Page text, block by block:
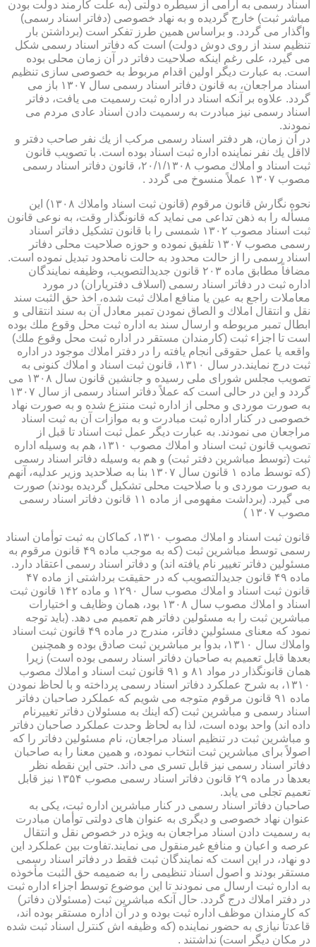
اسناد رسمی به آرامی از سیطره دولتی (به علت كارمند دولت بودن
مباشر ثبت) خارج گردیده و به نهاد خصوصی (دفاتر اسناد رسمی)
واگذار می گردد. و براساس همین طرز تفكر است (برداشتن بار
تنظیم سند از روی دوش دولت) است كه دفاتر اسناد رسمی شكل
می گیرد، علی رغم اینكه صلاحیت دفاتر در آن زمان محلی بوده
است. به عبارت دیگر اولین اقدام مربوط به خصوصی سازی تنظیم
اسناد مراجعان، به قانون دفاتر اسناد رسمی سال ۱۳۰۷ باز می
گردد. علاوه بر آنكه اسناد در اداره ثبت رسمیت می یافت، دفاتر
اسناد رسمی نیز مبادرت به رسمیت دادن اسناد عادی مردم می
نمودند.
در آن زمان، هر دفتر اسناد رسمی مركب از یك نفر صاحب دفتر و
لااقل یك نفر نماینده اداره ثبت اسناد بوده است. با تصویب قانون
ثبت اسناد و املاك مصوب ۲۰/۱/۱۳۰۸، قانون دفاتر اسناد رسمی
مصوب ۱۳۰۷ عملاً منسوخ می گردد .
نحوه نگارش قانون مرقوم (قانون ثبت اسناد واملاك ۱۳۰۸) این
مسأله را به ذهن تداعی می نماید كه قانونگذار وقت، به نوعی قانون
ثبت اسناد مصوب ۱۳۰۲ شمسی را با قانون تشكیل دفاتر اسناد
رسمی مصوب ۱۳۰۷ تلفیق نموده و حوزه صلاحیت محلی دفاتر
اسناد رسمی را از حالت محدود به حالت نامحدود تبدیل نموده است.
مضافاً مطابق ماده ۲۰۳ قانون جدیدالتصویب، وظیفه نمایندگان
اداره ثبت در دفاتر اسناد رسمی (اسلاف دفتریاران) در مورد
معاملات راجع به عین یا منافع املاك ثبت شده، اخذ حق الثبت سند
نقل و انتقال املاك و الصاق نمودن تمبر معادل آن به سند انتقالی و
ابطال تمبر مربوطه و ارسال سند به اداره ثبت محل وقوع ملك بوده
است تا اجزاء ثبت (كارمندان مستقر در اداره ثبت محل وقوع ملك)
واقعه یا عمل حقوقی انجام یافته را در دفتر املاك موجود در اداره
ثبت درج نمایند.در سال ۱۳۱۰، قانون ثبت اسناد و املاك كنونی به
تصویب مجلس شورای ملی رسیده و جانشین قانون سال ۱۳۰۸ می
گردد و این در حالی است كه عملاً دفاتر اسناد رسمی از سال ۱۳۰۷
به صورت موردی و محلی از اداره ثبت منتزع شده و به صورت نهاد
خصوصی در كنار اداره ثبت مبادرت و به موازات آن به ثبت اسناد
مراجعان می نمودند. به عبارت دیگر عمل ثبت اسناد تا قبل از
تصویب قانون ثبت اسناد و املاك مصوب ۱۳۱۰، هم به وسیله اداره
ثبت (توسط مباشرین دفتر ثبت) و هم به وسیله دفاتر اسناد رسمی
(كه توسط ماده ۱ قانون سال ۱۳۰۷ بنا به صلاحدید وزیر عدلیه، آنهم
به صورت موردی و با صلاحیت محلی تشكیل گردیده بودند) صورت
می گیرد. (برداشت مفهومی از ماده ۱۱ قانون دفاتر اسناد رسمی
مصوب ۱۳۰۷ )
قانون ثبت اسناد و املاك مصوب ۱۳۱۰، كماكان به ثبت توأمان اسناد
رسمی توسط مباشرین ثبت (كه به موجب ماده ۴۹ قانون مرقوم به
مسئولین دفاتر تغییر نام یافته اند) و دفاتر اسناد رسمی اعتقاد دارد.
ماده ۴۹ قانون جدیدالتصویب كه در حقیقت برداشتی از ماده ۴۷
قانون ثبت اسناد و املاك مصوب سال ۱۲۹۰ و ماده ۱۴۲ قانون ثبت
اسناد و املاك مصوب سال ۱۳۰۸ بود، همان وظایف و اختیارات
مباشرین ثبت را به مسئولین دفاتر هم تعمیم می دهد. (باید توجه
نمود كه معنای مسئولین دفاتر، مندرج در ماده ۴۹ قانون ثبت اسناد
واملاك سال ۱۳۱۰، بدواً بر مباشرین ثبت صادق بوده و همچنین
بعدها قابل تعمیم به صاحبان دفاتر اسناد رسمی بوده است) زیرا
همان قانونگذار در مواد ۸۱ و ۹۱ قانون ثبت اسناد و املاك مصوب
۱۳۱۰، به شرح عملكرد دفاتر اسناد رسمی پرداخته و با لحاظ نمودن
ماده ۹۱ قانون مرقوم متوجه می شویم كه عملكرد صاحبان دفاتر
اسناد رسمی و مباشرین ثبت (كه اینك به مسئولان دفاتر تغییرنام
داده اند) واحد بوده است، لذا به لحاظ وحدت عملكرد صاحبان دفاتر
و مباشرین ثبت در تنظیم اسناد مراجعان، نام مسئولین دفاتر را كه
اصولاً برای مباشرین ثبت انتخاب نموده، و همین معنا را به صاحبان
دفاتر اسناد رسمی نیز قابل تسری می داند. حتی این نقطه نظر
بعدها در ماده ۲۹ قانون دفاتر اسناد رسمی مصوب ۱۳۵۴ نیز قابل
تعمیم تجلی می یابد.
صاحبان دفاتر اسناد رسمی در كنار مباشرین اداره ثبت، یكی به
عنوان نهاد خصوصی و دیگری به عنوان های دولتی توأمان مبادرت
به رسمیت دادن اسناد مراجعان به ویژه در خصوص نقل و انتقال
عرصه و اعیان و منافع غیرمنقول می نمایند.تفاوت بین عملكرد این
دو نهاد، در این است كه نمایندگان ثبت فقط در دفاتر اسناد رسمی
مستقر بودند و اصول اسناد تنظیمی را به ضمیمه حق الثبت مأخوذه
به اداره ثبت ارسال می نمودند تا این موضوع توسط اجزاء اداره ثبت
در دفتر املاك درج گردد. حال آنكه مباشرین ثبت (مسئولان دفاتر)
كه كارمندان موظف اداره ثبت بوده و در آن اداره مستقر بوده اند،
قاعدتاً نیازی به حضور نماینده (كه وظیفه اش كنترل اسناد ثبت شده
در مكان دیگر است) نداشتند .